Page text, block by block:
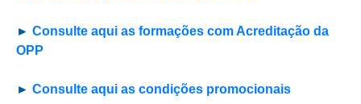
► Consulte aqui as formações com Acreditação da
OPP
► Consulte aqui as condições promocionais